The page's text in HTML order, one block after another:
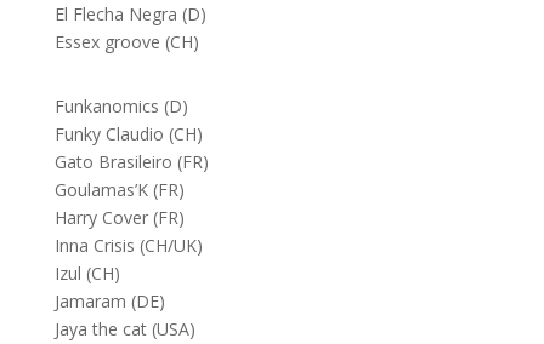
El Flecha Negra (D)
Essex groove (CH)
Funkanomics (D)
Funky Claudio (CH)
Gato Brasileiro (FR)
Goulamas’K (FR)
Harry Cover (FR)
Inna Crisis (CH/UK)
Izul (CH)
Jamaram (DE)
Jaya the cat (USA)